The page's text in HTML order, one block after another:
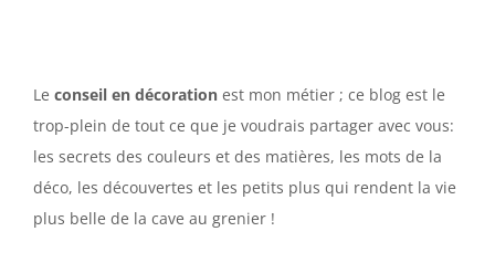
Le conseil en décoration est mon métier ; ce blog est le
trop-plein de tout ce que je voudrais partager avec vous:
les secrets des couleurs et des matières, les mots de la
déco, les découvertes et les petits plus qui rendent la vie
plus belle de la cave au grenier !